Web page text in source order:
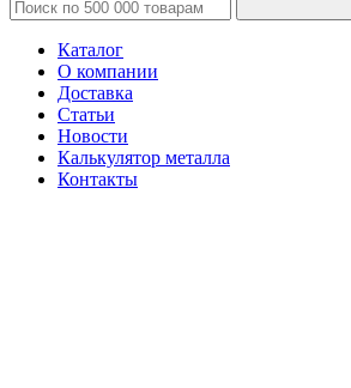
Каталог
О компании
Доставка
Статьи
Новости
Калькулятор металла
Контакты